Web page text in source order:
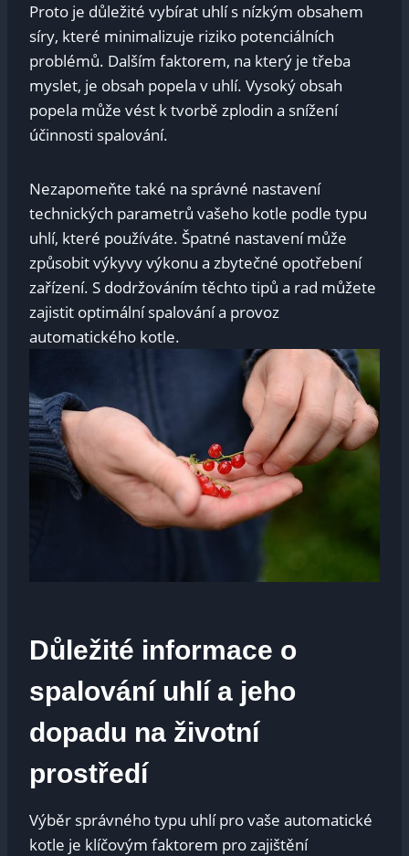
Proto je důležité ⁤vybírat ​uhlí s nízkým obsahem
⁢síry, které minimalizuje ⁣riziko potenciálních
problémů. Dalším faktorem, na⁢ který je třeba
myslet, je obsah ⁣popela v uhlí. ‌Vysoký obsah​
popela může vést k tvorbě zplodin a snížení
účinnosti spalování.
Nezapomeňte také⁢ na⁢ správné nastavení
technických parametrů vašeho ‌kotle podle typu
uhlí, které používáte. Špatné nastavení může
způsobit ‍výkyvy ⁢výkonu a zbytečné ⁣opotřebení
zařízení. S dodržováním ​těchto ⁤tipů ⁢a rad⁣ můžete
zajistit optimální spalování ​a ​provoz
automatického kotle.
Důležité ⁣informace o
spalování⁢ uhlí a jeho
dopadu na životní
prostředí
Výběr správného typu uhlí pro vaše ‌automatické
kotle‍ je klíčovým faktorem pro zajištění